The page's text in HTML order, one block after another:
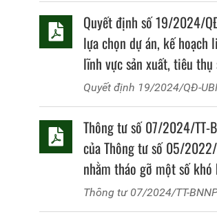
Quyết định số 19/2024/
lựa chọn dự án, kế
lĩnh vực sản xuất, tiêu
của cộng đồng thực hiện
Phú Thọ
Quyết định 19/2024/QĐ-
Thông tư số 07/2024/TT-
của Thông tư số 05/2022/
nhằm tháo gỡ một số
Thông tư 07/2024/TT-